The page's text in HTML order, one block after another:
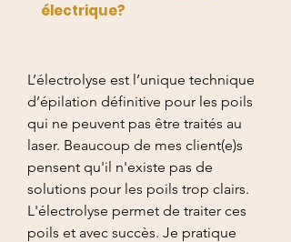
électrique?
L’électrolyse est l’unique technique
d’épilation définitive pour les poils
qui ne peuvent pas être traités au
laser. Beaucoup de mes client(e)s
pensent qu'il n'existe pas de
solutions pour les poils trop clairs.
L'électrolyse permet de traiter ces
poils et avec succès. Je pratique